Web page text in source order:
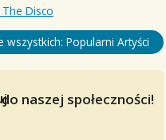
The Disco
wszystkich: Popularni Artyści
naszej społeczności!